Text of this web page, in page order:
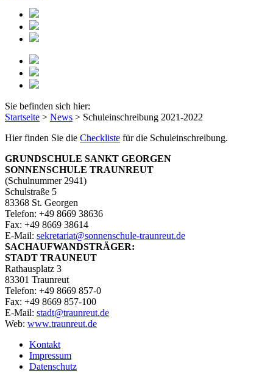
Sie befinden sich hier:
Startseite > News > Schuleinschreibung 2021-2022
Hier finden Sie die Checkliste für die Schuleinschreibung.
GRUNDSCHULE SANKT GEORGEN
SONNENSCHULE TRAUNREUT
(Schulnummer 2941)
Schulstraße 5
83368 St. Georgen
Telefon: +49 8669 38636
Fax: +49 8669 38614
E‑Mail: sekretariat@sonnenschule-traunreut.de
SACHAUFWANDSTRÄGER:
STADT TRAUNEUT
Rathausplatz 3
83301 Traunreut
Telefon: +49 8669 857-0
Fax: +49 8669 857-100
E‑Mail: stadt@traunreut.de
Web: www.traunreut.de
Kontakt
Impressum
Datenschutz